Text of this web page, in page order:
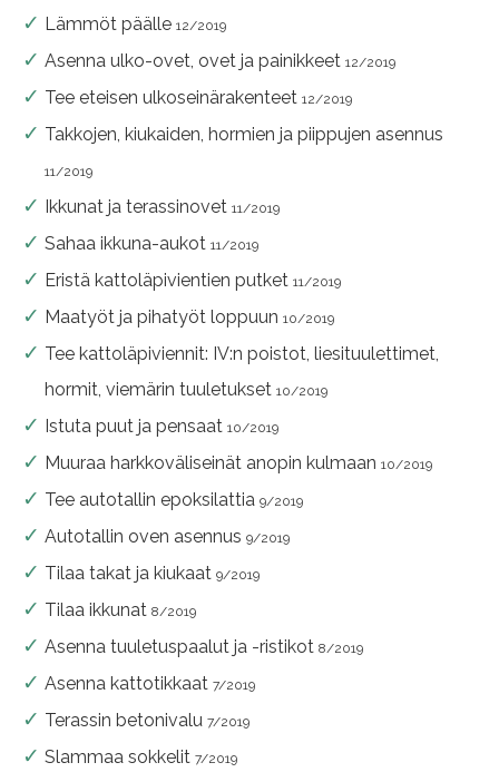
Lämmöt päälle 12/2019
Asenna ulko-ovet, ovet ja painikkeet 12/2019
Tee eteisen ulkoseinärakenteet 12/2019
Takkojen, kiukaiden, hormien ja piippujen asennus
11/2019
Ikkunat ja terassinovet 11/2019
Sahaa ikkuna-aukot 11/2019
Eristä kattoläpivientien putket 11/2019
Maatyöt ja pihatyöt loppuun 10/2019
Tee kattoläpiviennit: IV:n poistot, liesituulettimet,
hormit, viemärin tuuletukset 10/2019
Istuta puut ja pensaat 10/2019
Muuraa harkkoväliseinät anopin kulmaan 10/2019
Tee autotallin epoksilattia 9/2019
Autotallin oven asennus 9/2019
Tilaa takat ja kiukaat 9/2019
Tilaa ikkunat 8/2019
Asenna tuuletuspaalut ja -ristikot 8/2019
Asenna kattotikkaat 7/2019
Terassin betonivalu 7/2019
Slammaa sokkelit 7/2019